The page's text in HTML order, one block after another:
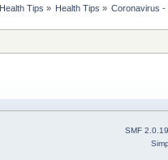
Health Tips » Health Tips » Coronavirus -
SMF 2.0.19